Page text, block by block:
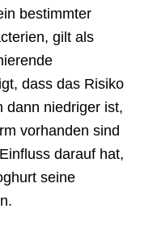
bestimmter
gilt als
dass das Risiko
dann niedriger ist,
vorhanden sind
darauf hat,
seine